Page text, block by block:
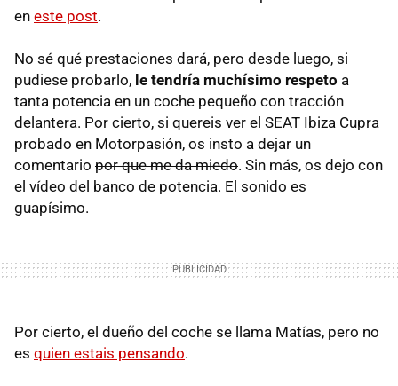
en este post.
No sé qué prestaciones dará, pero desde luego, si
pudiese probarlo, le tendría muchísimo respeto a
tanta potencia en un coche pequeño con tracción
delantera. Por cierto, si quereis ver el SEAT Ibiza Cupra
probado en Motorpasión, os insto a dejar un
comentario por que me da miedo. Sin más, os dejo con
el vídeo del banco de potencia. El sonido es
guapísimo.
Por cierto, el dueño del coche se llama Matías, pero no
es quien estais pensando.